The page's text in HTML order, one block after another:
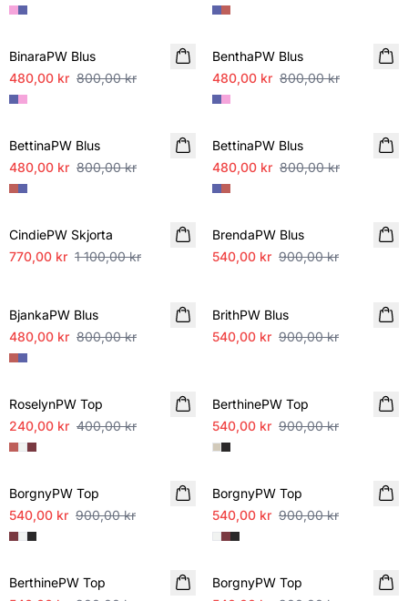
SALE
BinaraPW Blus
480,00 kr 800,00 kr
SALE
BenthaPW Blus
480,00 kr 800,00 kr
SALE
BettinaPW Blus
480,00 kr 800,00 kr
SALE
BettinaPW Blus
480,00 kr 800,00 kr
SALE
CindiePW Skjorta
770,00 kr 1 100,00 kr
SALE
BrendaPW Blus
540,00 kr 900,00 kr
BjankaPW Blus
480,00 kr 800,00 kr
BrithPW Blus
540,00 kr 900,00 kr
SALE
RoselynPW Top
240,00 kr 400,00 kr
BerthinePW Top
540,00 kr 900,00 kr
SALE
BorgnyPW Top
540,00 kr 900,00 kr
SALE
BorgnyPW Top
540,00 kr 900,00 kr
SALE
BerthinePW Top
SALE
BorgnyPW Top